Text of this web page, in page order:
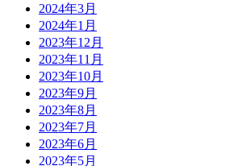
2024年3月
2024年1月
2023年12月
2023年11月
2023年10月
2023年9月
2023年8月
2023年7月
2023年6月
2023年5月